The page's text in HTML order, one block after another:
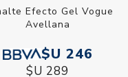
Efecto Gel Vogue
Avellana
$U 246
$U 289